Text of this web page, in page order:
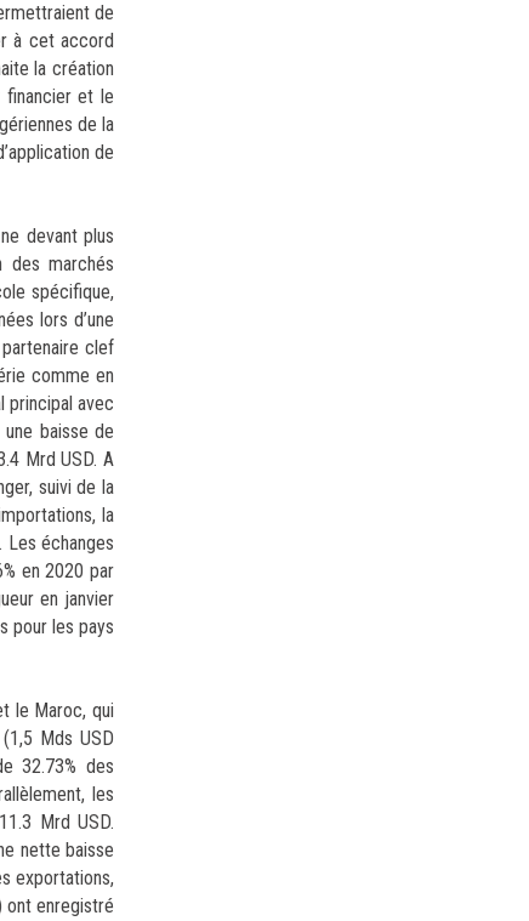
de
à cet accord
la création
financier et le
de la
de
devant plus
des marchés
spécifique,
lors d’une
clef
comme en
principal avec
baisse de
Mrd USD. A
suivi de la
la
Les échanges
en 2020 par
en janvier
pour les pays
le Maroc, qui
Mds USD
32.73% des
les
Mrd USD.
nette baisse
exportations,
ont enregistré